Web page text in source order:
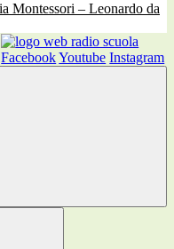
FacebookYoutube Instagram